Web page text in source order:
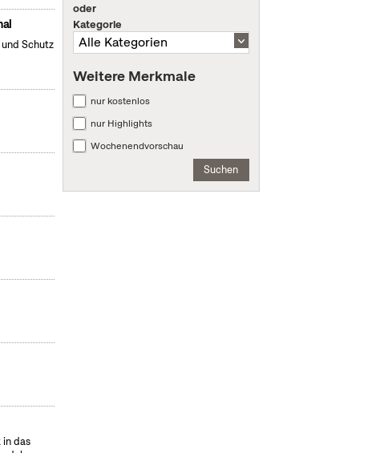
Schutz
in das
oder
Kategorie
Weitere Merkmale
nur kostenlos
nur Highlights
Wochenendvorschau
Suchen